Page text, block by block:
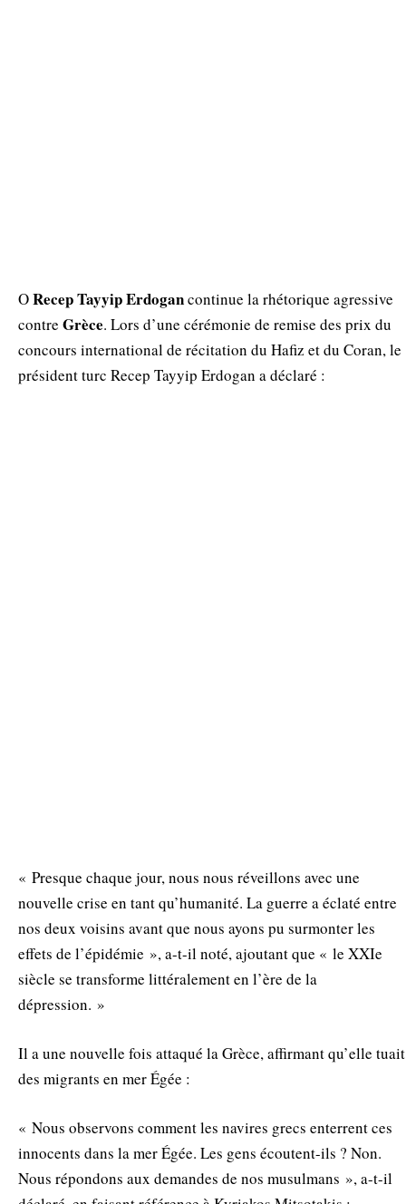
ΟRecep Tayyip Erdogancontinue la rhétorique agressive
contre Grèce. Lors d’une cérémonie de remise des prix du
concours international de récitation du Hafiz et du Coran, le
président turc Recep Tayyip Erdogan a déclaré :
« Presque chaque jour, nous nous réveillons avec une
nouvelle crise en tant qu’humanité. La guerre a éclaté entre
nos deux voisins avant que nous ayons pu surmonter les
effets de l’épidémie », a-t-il noté, ajoutant que « le XXIe
siècle se transforme littéralement en l’ère de la
dépression. »
Il a une nouvelle fois attaqué la Grèce, affirmant qu’elle tuait
des migrants en mer Égée :
« Nous observons comment les navires grecs enterrent ces
innocents dans la mer Égée. Les gens écoutent-ils ? Non.
Nous répondons aux demandes de nos musulmans », a-t-il